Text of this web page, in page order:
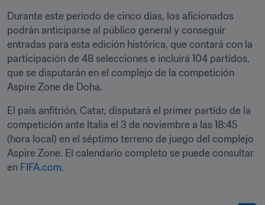
Durante este periodo de cinco días, los aficionados
podrán anticiparse al público general y conseguir
entradas para esta edición histórica, que contará con la
participación de 48 selecciones e incluirá 104 partidos,
que se disputarán en el complejo de la competición
Aspire Zone de Doha.
El país anfitrión, Catar, disputará el primer partido de la
competición ante Italia el 3 de noviembre a las 18:45
(hora local) en el séptimo terreno de juego del complejo
Aspire Zone. El calendario completo se puede consultar
en FIFA.com.